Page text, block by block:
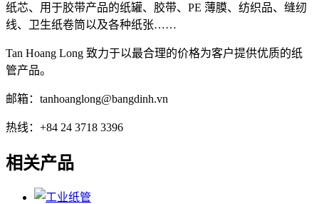
纸芯、用于胶带产品的纸罐、胶带、PE 薄膜、纺织品、缝纫
线、卫生纸卷筒以及各种纸张……
Tan Hoang Long 致力于以最合理的价格为客户提供优质的纸
管产品。
邮箱：tanhoanglong@bangdinh.vn
热线：+84 24 3718 3396
相关产品